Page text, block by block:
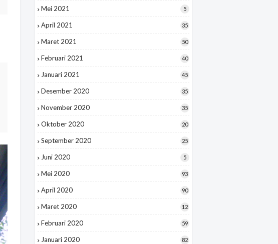
Mei 2021 5
April 2021 35
Maret 2021 50
Februari 2021 40
Januari 2021 45
Desember 2020 35
November 2020 35
Oktober 2020 20
September 2020 25
Juni 2020 5
Mei 2020 93
April 2020 90
Maret 2020 12
Februari 2020 59
Januari 2020 82